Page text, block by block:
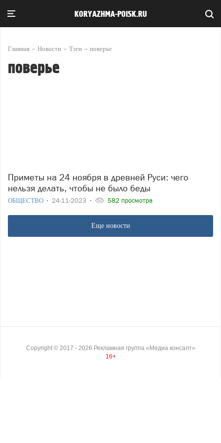
KORYAZHMA-POISK.RU
Главная Новости Тэги поверье
поверье
Приметы на 24 ноября в древней Руси: чего
нельзя делать, чтобы не было беды
ОБЩЕСТВО 24-11-2023 582 просмотра
Еще новости
Copyright © 2017 - 2026 Рекламная группа «Медиа консалт»
16+